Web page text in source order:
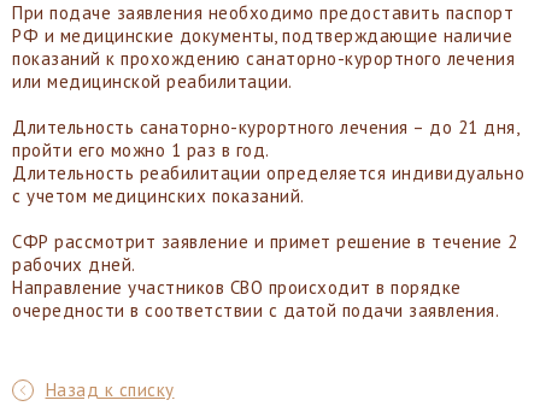
При подаче заявления необходимо предоставить паспорт
РФ и медицинские документы, подтверждающие наличие
показаний к прохождению санаторно-курортного лечения
или медицинской реабилитации.
Длительность санаторно-курортного лечения – до 21 дня,
пройти его можно 1 раз в год.
Длительность реабилитации определяется индивидуально
с учетом медицинских показаний.
СФР рассмотрит заявление и примет решение в течение 2
рабочих дней.
Направление участников СВО происходит в порядке
очередности в соответствии с датой подачи заявления.
Назад к списку